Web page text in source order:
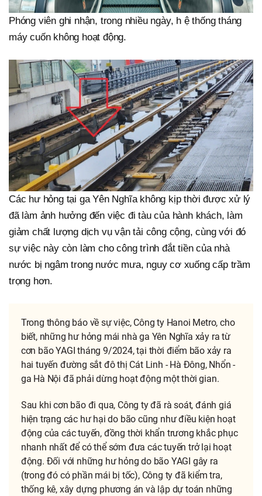
Phóng viên ghi nhận, trong nhiều ngày, h ệ thống tháng
máy cuốn không hoạt động.
Các hư hỏng tại ga Yên Nghĩa không kịp thời được xử lý
đã làm ảnh hưởng đến việc đi tàu của hành khách, làm
giảm chất lượng dịch vụ vận tải công cộng, cùng với đó
sự việc này còn làm cho công trình đắt tiền của nhà
nước bị ngâm trong nước mưa, nguy cơ xuống cấp trầm
trọng hơn.
Trong thông báo về sự việc, Công ty Hanoi Metro, cho
biết, những hư hỏng mái nhà ga Yên Nghĩa xảy ra từ
cơn bão YAGI tháng 9/2024, tại thời điểm bão xảy ra
hai tuyến đường sắt đô thị Cát Linh - Hà Đông, Nhổn -
ga Hà Nội đã phải dừng hoạt động một thời gian.
Sau khi cơn bão đi qua, Công ty đã rà soát, đánh giá
hiện trạng các hư hại do bão cũng như điều kiện hoạt
động của các tuyến, đồng thời khẩn trương khắc phục
nhanh nhất để có thể sớm đưa các tuyến trở lại hoạt
động. Đối với những hư hỏng do bão YAGI gây ra
(trong đó có phần mái bị tốc), Công ty đã kiểm tra,
thống kê, xây dựng phương án và lập dự toán những